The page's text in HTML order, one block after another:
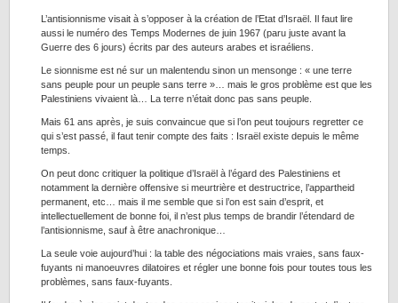
L’antisionnisme visait à s’opposer à la création de l’Etat d’Israël. Il faut lire
aussi le numéro des Temps Modernes de juin 1967 (paru juste avant la
Guerre des 6 jours) écrits par des auteurs arabes et israéliens.
Le sionnisme est né sur un malentendu sinon un mensonge : « une terre
sans peuple pour un peuple sans terre »… mais le gros problème est que les
Palestiniens vivaient là… La terre n’était donc pas sans peuple.
Mais 61 ans après, je suis convaincue que si l’on peut toujours regretter ce
qui s’est passé, il faut tenir compte des faits : Israël existe depuis le même
temps.
On peut donc critiquer la politique d’Israël à l’égard des Palestiniens et
notamment la dernière offensive si meurtrière et destructrice, l’appartheid
permanent, etc… mais il me semble que si l’on est sain d’esprit, et
intellectuellement de bonne foi, il n’est plus temps de brandir l’étendard de
l’antisionnisme, sauf à être anachronique…
La seule voie aujourd’hui : la table des négociations mais vraies, sans faux-
fuyants ni manoeuvres dilatoires et régler une bonne fois pour toutes tous les
problèmes, sans faux-fuyants.